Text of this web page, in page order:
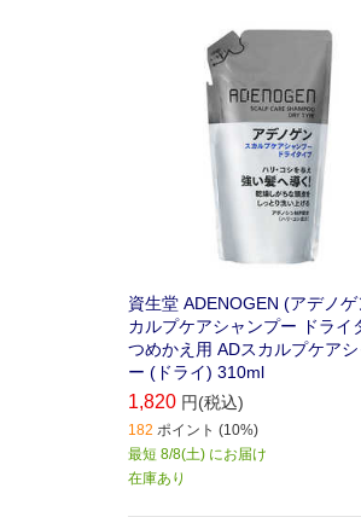
リーンの香り。
資生堂 ADENOGEN (アデノゲ
カルプケアシャンプー ドライ
つめかえ用 ADスカルプケア
ー (ドライ) 310ml
1,820 円(税込)
182 ポイント (10%)
最短 8/8(土) にお届け
在庫あり